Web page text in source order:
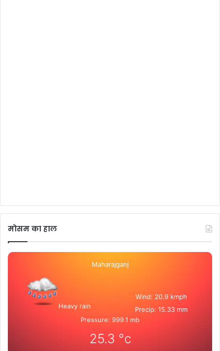
मोसम का हाल
Maharajganj
Heavy rain
Wind: 20.9 kmph
Precip: 15.33 mm
Pressure: 999.1 mb
25.3 °c